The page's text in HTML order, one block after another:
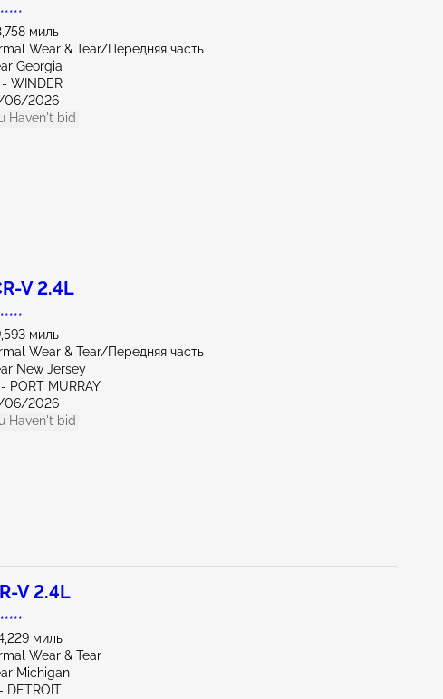
миль
Wear & Tear/Передняя часть
Georgia
- WINDER
06/2026
Haven't bid
V 2.4L
миль
Wear & Tear/Передняя часть
New Jersey
PORT MURRAY
06/2026
Haven't bid
V 2.4L
миль
Wear & Tear
Michigan
DETROIT